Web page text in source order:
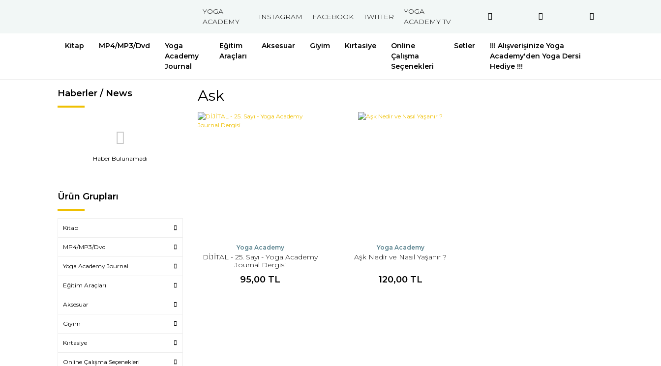
YOGA
ACADEMY
INSTAGRAM FACEBOOK TWITTER
YOGA
ACADEMY TV
Kitap MP4/MP3/Dvd
Yoga
Academy
Journal
Eğitim
Araçları
Aksesuar Giyim Kırtasiye
Online
Çalışma
Seçenekleri
Setler
!!! Alışverişinize Yoga
Academy'den Yoga Dersi
Hediye !!!
Haberler / News
Haber Bulunamadı
Ürün Grupları
Kitap
MP4/MP3/Dvd
Yoga Academy Journal
Eğitim Araçları
Aksesuar
Giyim
Kırtasiye
Online Çalışma Seçenekleri
Ask
Yoga Academy
DİJİTAL - 25. Sayı - Yoga Academy
Journal Dergisi
95,00 TL
Yoga Academy
Aşk Nedir ve Nasıl Yaşanır ?
120,00 TL